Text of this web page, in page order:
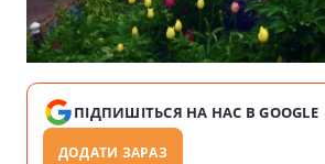
ПІДПИШІТЬСЯ НА НАС В GOOGLE
ДОДАТИ ЗАРАЗ